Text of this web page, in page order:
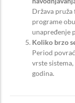
Država
programe
unapređenje
Koliko brzo
Period
vrste
godina.